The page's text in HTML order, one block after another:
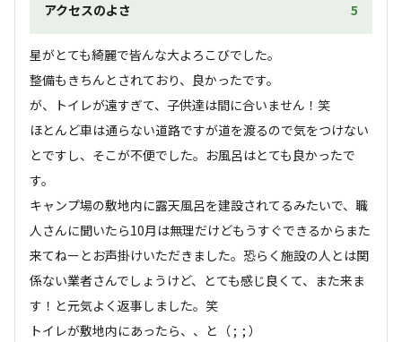
アクセスのよさ
5
星がとても綺麗で皆んな大よろこびでした。
整備もきちんとされており、良かったです。
が、トイレが遠すぎて、子供達は間に合いません！笑
ほとんど車は通らない道路ですが道を渡るので気をつけない
とですし、そこが不便でした。お風呂はとても良かったで
す。
キャンプ場の敷地内に露天風呂を建設されてるみたいで、職
人さんに聞いたら10月は無理だけどもうすぐできるからまた
来てねーとお声掛けいただきました。恐らく施設の人とは関
係ない業者さんでしょうけど、とても感じ良くて、また来ま
す！と元気よく返事しました。笑
トイレが敷地内にあったら、、と（ ;  ; ）